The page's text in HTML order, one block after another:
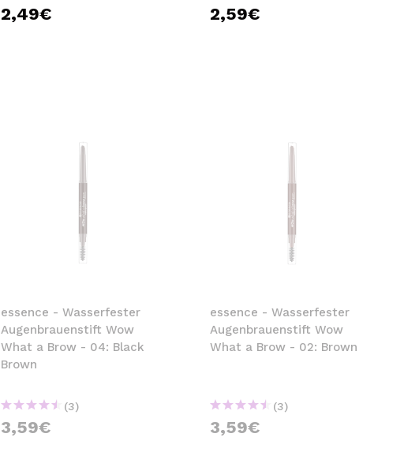
2,49€ 2,59€
essence - Wasserfester
Augenbrauenstift Wow
What a Brow - 04: Black
Brown
(3)
3,59€
essence - Wasserfester
Augenbrauenstift Wow
What a Brow - 02: Brown
(3)
3,59€